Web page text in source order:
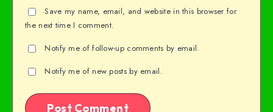
Save my name, email, and website in this browser for
the next time I comment.
Notify me of follow-up comments by email.
Notify me of new posts by email.